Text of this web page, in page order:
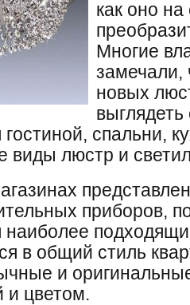
как оно
Многие
замечали,
новых
гостиной, спальни,
виды люстр и
приборов,
наиболее
в общий стиль
и
и цветом.